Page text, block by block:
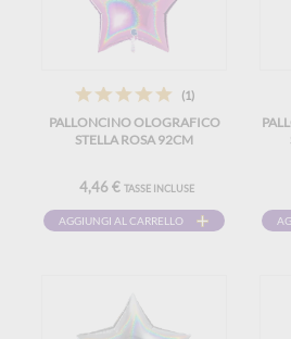
(1)
PALLONCINO OLOGRAFICO
STELLA ROSA 92CM
4,46 € TASSE INCLUSE
AGGIUNGI AL CARRELLO